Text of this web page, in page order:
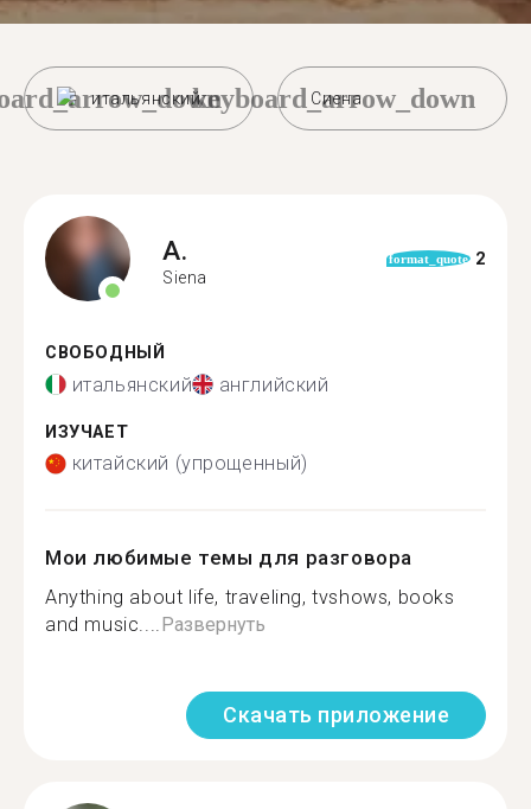
итальянский Сиена
keyboard_arrow_down
A.
Siena
format_quote 2
СВОБОДНЫЙ
итальянский английский
ИЗУЧАЕТ
китайский (упрощенный)
Мои любимые темы для разговора
Anything about life, traveling, tvshows, books
and music....Развернуть
Скачать приложение